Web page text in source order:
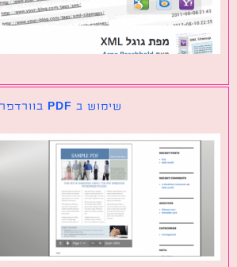
שימוש ב PDF בוורדפרס והצגתו